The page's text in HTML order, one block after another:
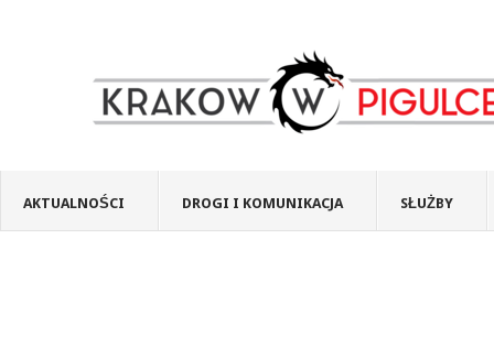
AKTUALNOŚCI DROGI I KOMUNIKACJA SŁUŻBY